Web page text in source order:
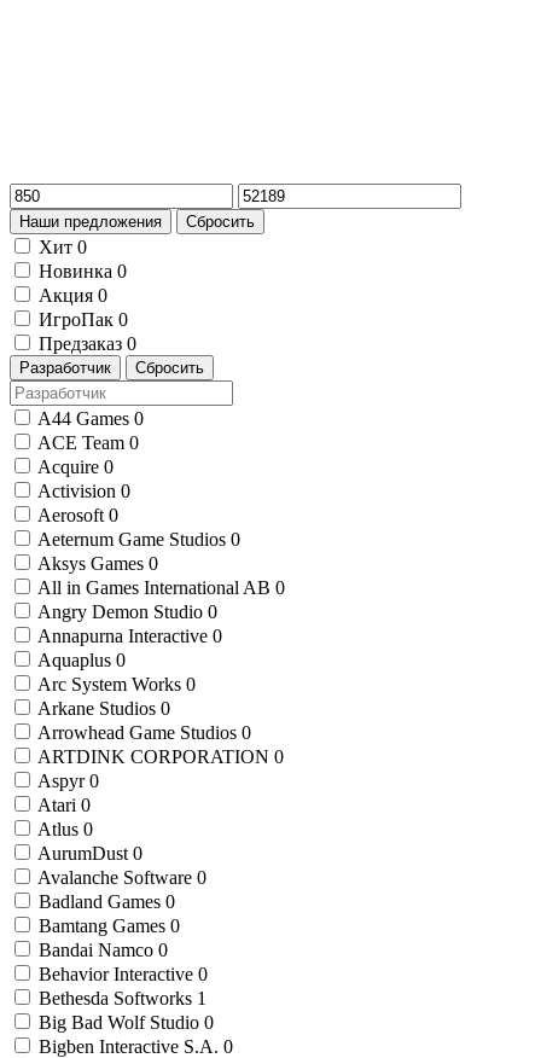
Наши предложения Сбросить
Хит 0
Новинка 0
Акция 0
ИгроПак 0
Предзаказ 0
Разработчик Сбросить
A44 Games 0
ACE Team 0
Acquire 0
Activision 0
Aerosoft 0
Aeternum Game Studios 0
Aksys Games 0
All in Games International AB 0
Angry Demon Studio 0
Annapurna Interactive 0
Aquaplus 0
Arc System Works 0
Arkane Studios 0
Arrowhead Game Studios 0
ARTDINK CORPORATION 0
Aspyr 0
Atari 0
Atlus 0
AurumDust 0
Avalanche Software 0
Badland Games 0
Bamtang Games 0
Bandai Namco 0
Behavior Interactive 0
Bethesda Softworks 1
Big Bad Wolf Studio 0
Bigben Interactive S.A. 0